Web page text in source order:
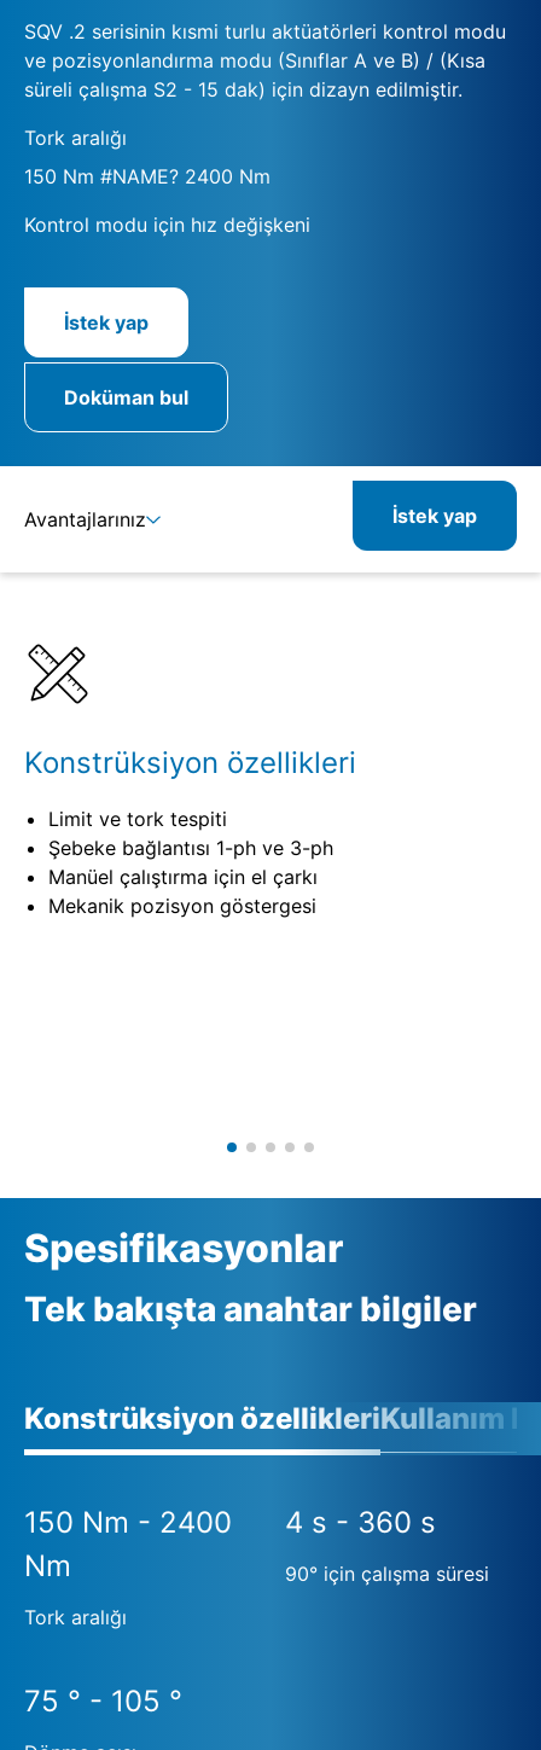
SQV .2 serisinin kısmi turlu aktüatörleri kontrol modu
ve pozisyonlandırma modu (Sınıflar A ve B) / (Kısa
süreli çalışma S2 - 15 dak) için dizayn edilmiştir.
Tork aralığı
150 Nm #NAME? 2400 Nm
Kontrol modu için hız değişkeni
İstek yap
Doküman bul
Avantajlarınız
İlgili ürünler
İstek yap
Konstrüksiyon özellikleri
Limit ve tork tespiti
Şebeke bağlantısı 1-ph ve 3-ph
Manüel çalıştırma için el çarkı
Mekanik pozisyon göstergesi
Spesifikasyonlar
Tek bakışta anahtar bilgiler
Konstrüksiyon özellikleriKullanım
150 Nm - 2400
Nm
Tork aralığı
4 s - 360 s
90° için çalışma süresi
75 ° - 105 °